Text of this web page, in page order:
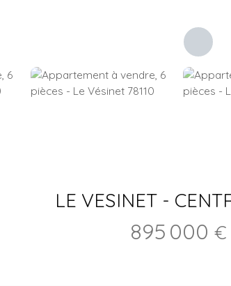
LE VESINET -
895 000 €